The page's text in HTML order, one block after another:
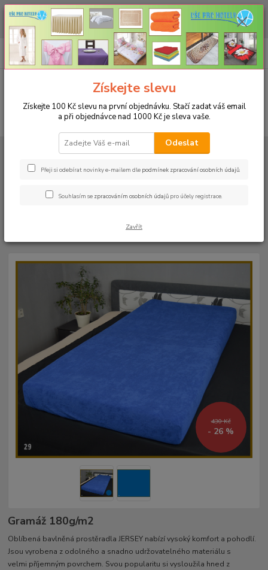
CHCETE NAKOUPIT VĚTŠÍ MNOŽSTVÍ NAŠICH PRODUKTŮ ZA LEPŠÍ
CENU? Klikněte ZDE
CZK
+420 773 794 023
Pondělí-pátek 9-16 hodin
0ks
za0 Kč
PROSTĚRADLA
Bavlněné prostěradla JERSEY s gumou - 45 barev
29 královská modrá
Bavlněné prostěradlo JERSEY
430 Kč
- 26 %
Gramáž 180g/m2
Oblíbená bavlněná prostěradla JERSEY nabízí vysoký komfort a pohodlí.
Jsou vyrobena z odolného a snadno udržovatelného materiálu s
velmi příjemným povrchem. Svou popularitu si vysloužila hned z
Získejte slevu
Získejte 100 Kč slevu na první objednávku. Stačí zadat váš email
a při objednávce nad 1000 Kč je sleva vaše.
Odeslat
Přeji si odebírat novinky e-mailem dle podmínek zpracování osobních údajů.
Souhlasím se zpracováním osobních údajů pro účely registrace.
Zavřít